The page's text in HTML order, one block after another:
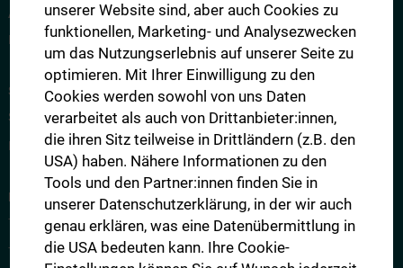
ANMELDUNG ZUM MEDAT
Internet-Anmeldung zum MedAT
STUDIENPLÄTZE UND KONTINGENTREGELUNG
Studienplätze
Kontingentregelung
DER AUFNAHMETEST MEDAT
Testinhalte
Testteilnahme und Testtag
unserer Website sind, aber auch Cookies zu
funktionellen, Marketing- und Analysezwecken
um das Nutzungserlebnis auf unserer Seite zu
optimieren. Mit Ihrer Einwilligung zu den
Cookies werden sowohl von uns Daten
verarbeitet als auch von Drittanbieter:innen,
die ihren Sitz teilweise in Drittländern (z.B. den
USA) haben. Nähere Informationen zu den
Tools und den Partner:innen finden Sie in
unserer Datenschutzerklärung, in der wir auch
genau erklären, was eine Datenübermittlung in
die USA bedeuten kann. Ihre Cookie-